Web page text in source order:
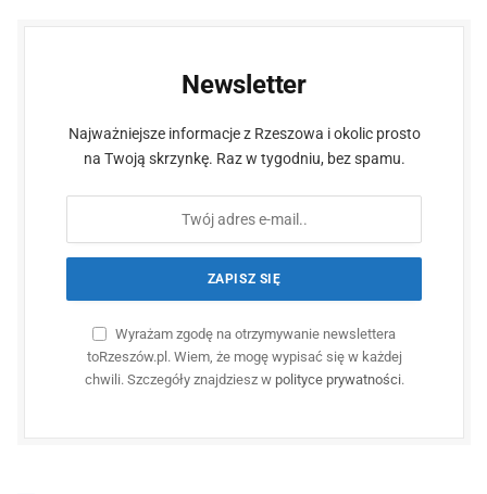
Newsletter
Najważniejsze informacje z Rzeszowa i okolic prosto
na Twoją skrzynkę. Raz w tygodniu, bez spamu.
Wyrażam zgodę na otrzymywanie newslettera
toRzeszów.pl. Wiem, że mogę wypisać się w każdej
chwili. Szczegóły znajdziesz w polityce prywatności.